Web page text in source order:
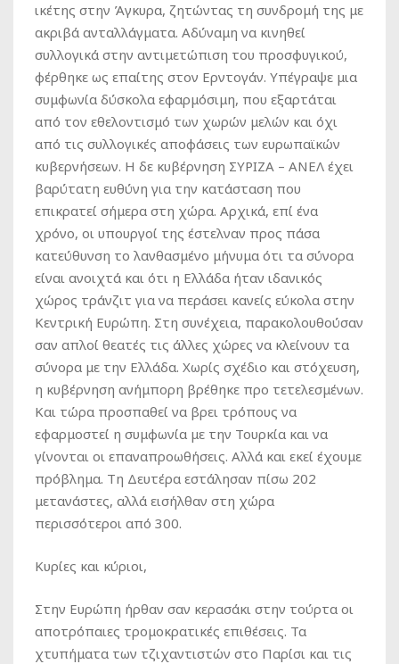
ικέτης στην Άγκυρα, ζητώντας τη συνδρομή της με
ακριβά ανταλλάγματα. Αδύναμη να κινηθεί
συλλογικά στην αντιμετώπιση του προσφυγικού,
φέρθηκε ως επαίτης στον Ερντογάν. Υπέγραψε μια
συμφωνία δύσκολα εφαρμόσιμη, που εξαρτάται
από τον εθελοντισμό των χωρών μελών και όχι
από τις συλλογικές αποφάσεις των ευρωπαϊκών
κυβερνήσεων. Η δε κυβέρνηση ΣΥΡΙΖΑ – ΑΝΕΛ έχει
βαρύτατη ευθύνη για την κατάσταση που
επικρατεί σήμερα στη χώρα. Αρχικά, επί ένα
χρόνο, οι υπουργοί της έστελναν προς πάσα
κατεύθυνση το λανθασμένο μήνυμα ότι τα σύνορα
είναι ανοιχτά και ότι η Ελλάδα ήταν ιδανικός
χώρος τράνζιτ για να περάσει κανείς εύκολα στην
Κεντρική Ευρώπη. Στη συνέχεια, παρακολουθούσαν
σαν απλοί θεατές τις άλλες χώρες να κλείνουν τα
σύνορα με την Ελλάδα. Χωρίς σχέδιο και στόχευση,
η κυβέρνηση ανήμπορη βρέθηκε προ τετελεσμένων.
Και τώρα προσπαθεί να βρει τρόπους να
εφαρμοστεί η συμφωνία με την Τουρκία και να
γίνονται οι επαναπροωθήσεις. Αλλά και εκεί έχουμε
πρόβλημα. Τη Δευτέρα εστάλησαν πίσω 202
μετανάστες, αλλά εισήλθαν στη χώρα
περισσότεροι από 300.
Κυρίες και κύριοι,
Στην Ευρώπη ήρθαν σαν κερασάκι στην τούρτα οι
αποτρόπαιες τρομοκρατικές επιθέσεις. Τα
χτυπήματα των τζιχαντιστών στο Παρίσι και τις